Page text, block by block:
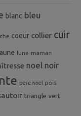
blanc bleu
coeur collier cuir
lune maman
noel noir
pere noel pois
triangle vert